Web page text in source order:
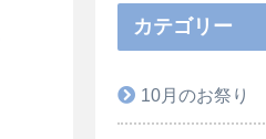
カテゴリー
10月のお祭り